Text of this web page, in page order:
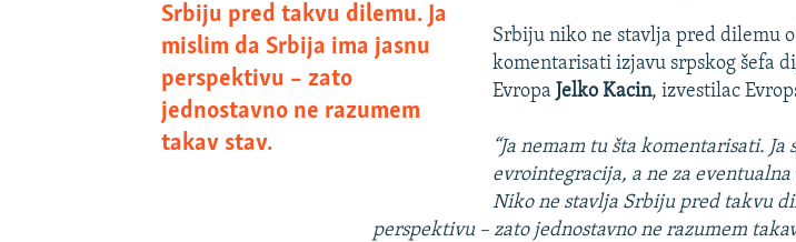
Srbiju pred takvu dilemu. Ja
mislim da Srbija ima jasnu
perspektivu – zato
jednostavno ne razumem
takav stav.
Srbiju niko ne stavlja pred dilemu
komentarisati izjavu srpskog šefa
Evropa Jelko Kacin, izvestilac
“Ja nemam tu šta komentarisati. Ja
evrointegracija, a ne za
Niko ne stavlja Srbiju pred takvu
perspektivu – zato jednostavno ne razumem